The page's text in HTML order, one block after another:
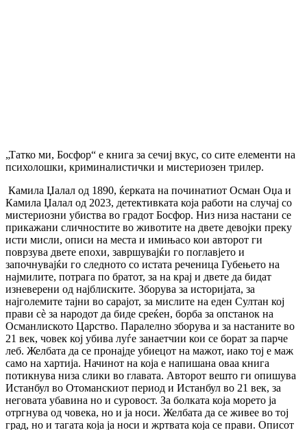
„Татко ми, Босфор“ е книга за сечиј вкус, со сите елементи на
психолошки, криминалистички и мистериозен трилер.
Камила Џалал од 1890, ќерката на починатиот Осман Оџа и
Камила Џалал од 2023, детективката која работи на случај со
мистериозни убиства во градот Босфор. Низ низа настани се
прикажани сличностите во животите на двете девојки преку
исти мисли, описи на места и имињасо кои авторот ги
поврзува двете епохи, завршувајќи го поглавјето и
започнувајќи го следното со истата реченица Губењето на
најмилите, потрага по братот, за на крај и двете да бидат
изневерени од најблиските. Зборува за историјата, за
најголемите тајни во сарајот, за мислите на еден Султан кој
прави сè за народот да биде среќен, борба за опстанок на
Османлиското Царство. Паралелно зборува и за настаните во
21 век, човек кој убива луѓе занаетчии кои се борат за парче
леб. Желбата да се пронајде убиецот на мажот, иако тој е маж
само на хартија. Начинот на која е напишана оваа книга
потикнува низа слики во главата. Авторот вешто ги опишува
Истанбул во Отоманскиот период и Истанбул во 21 век, за
неговата убавина но и суровост. За болката која морето ја
отргнува од човека, но и ја носи. Желбата да се живее во тој
град, но и тагата која ја носи и жртвата која се прави. Описот